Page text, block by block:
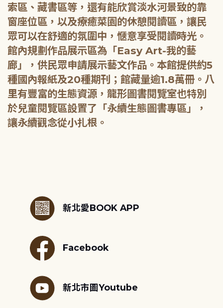
索區、藏書區等，還有能欣賞淡水河景致的靠
窗座位區，以及療癒菜園的休憩閱讀區，讓民
眾可以在舒適的氛圍中，愜意享受閱讀時光。
館內規劃作品展示區為「Easy Art-我的藝
廊」，供民眾申請展示藝文作品。本館提供約5
種國內報紙及20種期刊；館藏量逾1.8萬冊。八
里有豐富的生態資源，龍形圖書閱覽室也特別
於兒童閱覽區設置了「永續生態圖書專區」，
新北愛BOOK APP
Facebook
新北市圖Youtube